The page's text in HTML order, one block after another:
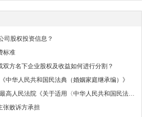
司股权投资信息？
标准
双方名下企业股权及收益如何进行分割？
中华人民共和国民法典（婚姻家庭继承编）》
院《关于适用〈中华人民共和国民法典〉婚姻家庭编的解释（一）》
张败诉方承担